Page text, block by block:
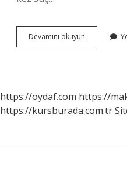
Devamını okuyun
Koğuşunda
https://oydaf.com https://
https://kursburada.com.tr